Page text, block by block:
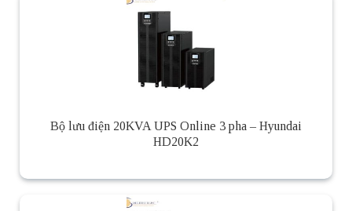
Bộ lưu điện 20KVA UPS Online 3 pha – Hyundai
HD20K2